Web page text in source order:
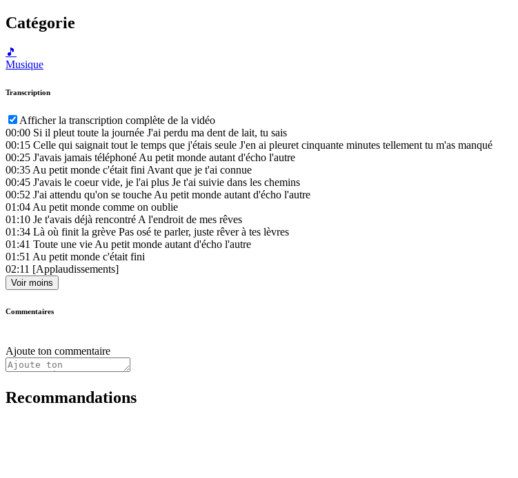
Catégorie
🎵
Musique
Transcription
Afficher la transcription complète de la vidéo
00:00 Si il pleut toute la journée J'ai perdu ma dent de lait, tu sais
00:15 Celle qui saignait tout le temps que j'étais seule J'en ai pleuret cinquante minutes tellement tu m'as manqué
00:25 J'avais jamais téléphoné Au petit monde autant d'écho l'autre
00:35Au petit monde c'était fini Avant que je t'ai connue
00:45 J'avais le coeur vide, je l'ai plus Je t'ai suivie dans les chemins
00:52 J'ai attendu qu'on se touche Au petit monde autant d'écho l'autre
01:04Au petit monde comme on oublie
01:10 Je t'avais déjà rencontré A l'endroit de mes rêves
01:34 Là où finit la grève Pas osé te parler, juste rêver à tes lèvres
01:41 Toute une vie Au petit monde autant d'écho l'autre
01:51 Au petit monde c'était fini
02:11 [Applaudissements]
Voir moins
Commentaires
Ajoute ton commentaire
Recommandations